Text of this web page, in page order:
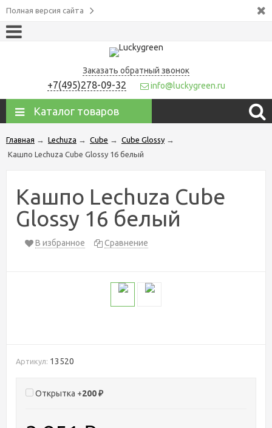
Полная версия сайта
Заказать обратный звонок
+7(495)278-09-32 info@luckygreen.ru
Каталог товаров
Главная → Lechuza → Cube → Cube Glossy →
Кашпо Lechuza Cube Glossy 16 белый
Кашпо Lechuza Cube
Glossy 16 белый
В избранное Сравнение
Артикул: 13520
Открытка +200₽